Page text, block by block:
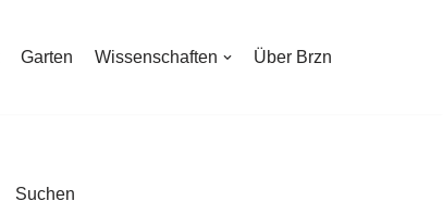
Garten Wissenschaften Über Brzn
Suchen